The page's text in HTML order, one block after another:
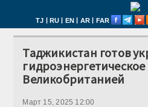
TJ | RU | EN | AR | FAR
Таджикистан готов
Великобританией
Март 15, 2025 12:00